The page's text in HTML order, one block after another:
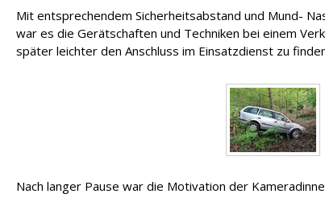
Mit entsprechendem Sicherheitsabstand und Mund-
war es die Gerätschaften und Techniken bei einem
später leichter den Anschluss im Einsatzdienst zu
Nach langer Pause war die Motivation der